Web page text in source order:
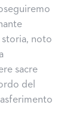
storia, noto
sacre
del